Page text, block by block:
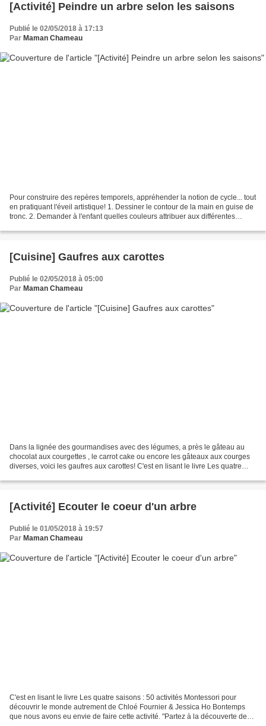
[Activité] Peindre un arbre selon les saisons
Publié le 02/05/2018 à 17:13
Par Maman Chameau
Pour construire des repères temporels, appréhender la notion de cycle... tout
en pratiquant l'éveil artistique! 1. Dessiner le contour de la main en guise de
tronc. 2. Demander à l'enfant quelles couleurs attribuer aux différentes
[Cuisine] Gaufres aux carottes
Publié le 02/05/2018 à 05:00
Par Maman Chameau
Dans la lignée des gourmandises avec des légumes, a près le gâteau au
chocolat aux courgettes , le carrot cake ou encore les gâteaux aux courges
diverses, voici les gaufres aux carottes! C'est en lisant le livre Les quatre
[Activité] Ecouter le coeur d'un arbre
Publié le 01/05/2018 à 19:57
Par Maman Chameau
C'est en lisant le livre Les quatre saisons : 50 activités Montessori pour
découvrir le monde autrement de Chloé Fournier & Jessica Ho Bontemps
que nous avons eu envie de faire cette activité. "Partez à la découverte des